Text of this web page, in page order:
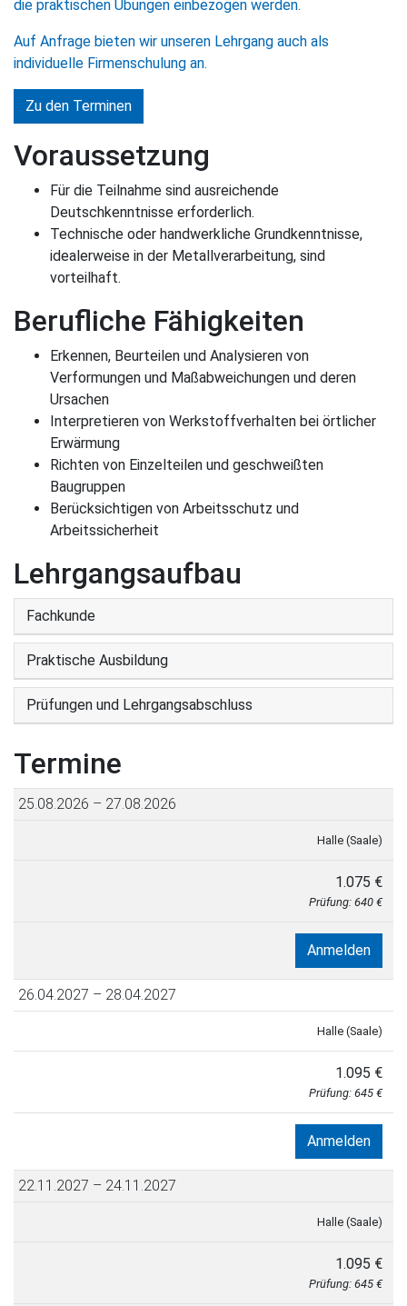
die praktischen Übungen einbezogen werden.
Auf Anfrage bieten wir unseren Lehrgang auch als
individuelle Firmenschulung an.
Zu den Terminen
Voraussetzung
Für die Teilnahme sind ausreichende
Deutschkenntnisse erforderlich.
Technische oder handwerkliche Grundkenntnisse,
idealerweise in der Metallverarbeitung, sind
vorteilhaft.
Berufliche Fähigkeiten
Erkennen, Beurteilen und Analysieren von
Verformungen und Maßabweichungen und deren
Ursachen
Interpretieren von Werkstoffverhalten bei örtlicher
Erwärmung
Richten von Einzelteilen und geschweißten
Baugruppen
Berücksichtigen von Arbeitsschutz und
Arbeitssicherheit
Lehrgangsaufbau
Fachkunde
Praktische Ausbildung
Prüfungen und Lehrgangsabschluss
Termine
25.08.2026 – 27.08.2026
Halle (Saale)
1.075 €
Prüfung: 640 €
Anmelden
26.04.2027 – 28.04.2027
Halle (Saale)
1.095 €
Prüfung: 645 €
Anmelden
22.11.2027 – 24.11.2027
Halle (Saale)
1.095 €
Prüfung: 645 €